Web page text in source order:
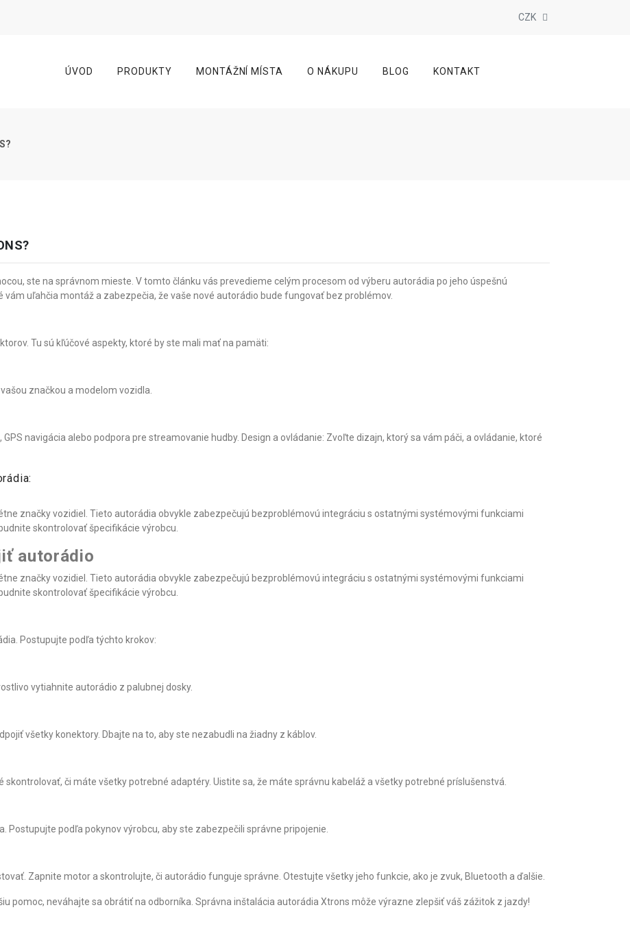
CZK
ÚVOD PRODUKTY MONTÁŽNÍ MÍSTA O NÁKUPU BLOG KONTAKT
ste na správnom mieste. V tomto článku vás prevedieme celým procesom od výberu autorádia po jeho úspešnú
uľahčia montáž a zabezpečia, že vaše nové autorádio bude fungovať bez problémov.
Tu sú kľúčové aspekty, ktoré by ste mali mať na pamäti:
značkou a modelom vozidla.
navigácia alebo podpora pre streamovanie hudby. Design a ovládanie: Zvoľte dizajn, ktorý sa vám páči, a ovládanie, ktoré
značky vozidiel. Tieto autorádia obvykle zabezpečujú bezproblémovú integráciu s ostatnými systémovými funkciami
skontrolovať špecifikácie výrobcu.
autorádio
značky vozidiel. Tieto autorádia obvykle zabezpečujú bezproblémovú integráciu s ostatnými systémovými funkciami
skontrolovať špecifikácie výrobcu.
Postupujte podľa týchto krokov:
vytiahnite autorádio z palubnej dosky.
všetky konektory. Dbajte na to, aby ste nezabudli na žiadny z káblov.
či máte všetky potrebné adaptéry. Uistite sa, že máte správnu kabeláž a všetky potrebné príslušenstvá.
podľa pokynov výrobcu, aby ste zabezpečili správne pripojenie.
Zapnite motor a skontrolujte, či autorádio funguje správne. Otestujte všetky jeho funkcie, ako je zvuk, Bluetooth a ďalšie.
pomoc, neváhajte sa obrátiť na odborníka. Správna inštalácia autorádia Xtrons môže výrazne zlepšiť váš zážitok z jazdy!